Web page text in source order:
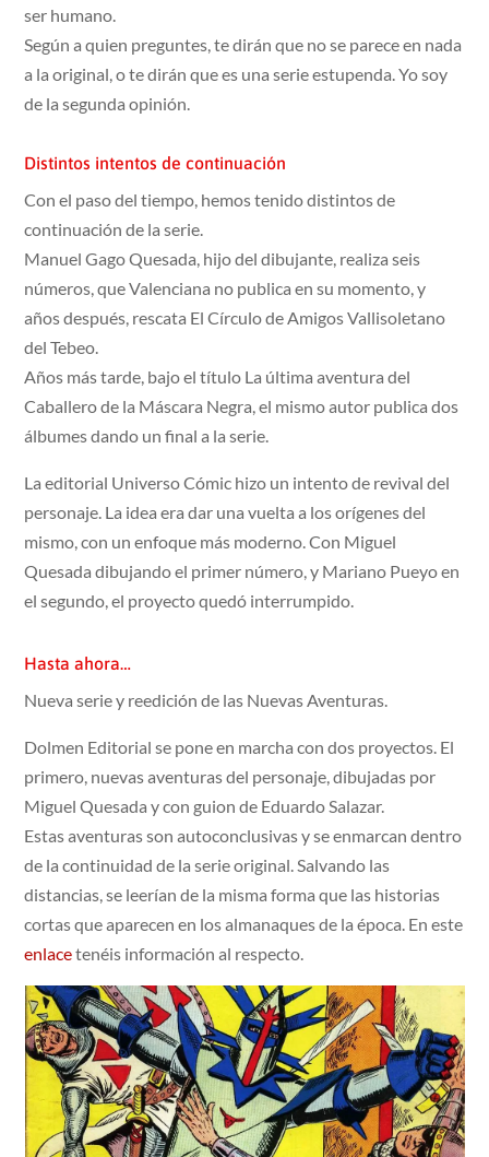
ser humano.
Según a quien preguntes, te dirán que no se parece en nada
a la original, o te dirán que es una serie estupenda. Yo soy
de la segunda opinión.
Distintos intentos de continuación
Con el paso del tiempo, hemos tenido distintos de
continuación de la serie.
Manuel Gago Quesada, hijo del dibujante, realiza seis
números, que Valenciana no publica en su momento, y
años después, rescata El Círculo de Amigos Vallisoletano
del Tebeo.
Años más tarde, bajo el título La última aventura del
Caballero de la Máscara Negra, el mismo autor publica dos
álbumes dando un final a la serie.
La editorial Universo Cómic hizo un intento de revival del
personaje. La idea era dar una vuelta a los orígenes del
mismo, con un enfoque más moderno. Con Miguel
Quesada dibujando el primer número, y Mariano Pueyo en
el segundo, el proyecto quedó interrumpido.
Hasta ahora…
Nueva serie y reedición de las Nuevas Aventuras.
Dolmen Editorial se pone en marcha con dos proyectos. El
primero, nuevas aventuras del personaje, dibujadas por
Miguel Quesada y con guion de Eduardo Salazar.
Estas aventuras son autoconclusivas y se enmarcan dentro
de la continuidad de la serie original. Salvando las
distancias, se leerían de la misma forma que las historias
cortas que aparecen en los almanaques de la época. En este
enlacetenéis información al respecto.